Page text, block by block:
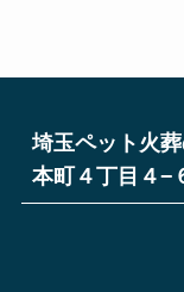
埼玉ペット火
本町４丁目４−